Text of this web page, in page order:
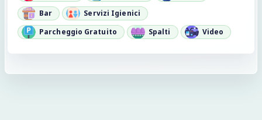
Bar
Servizi Igienici
Parcheggio Gratuito
Spalti Video